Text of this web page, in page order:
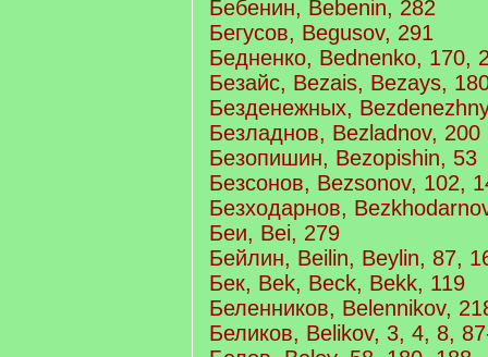
Бебенин, Bebenin, 282
Бегусов, Begusov, 291
Бедненко, Bednenko, 170,
Безайс, Bezais, Bezays,
Безденежных,
Безладнов, Bezladnov, 200
Безопишин, Bezopishin, 53
Безсонов, Bezsonov, 102,
Безходарнов,
Беи, Bei, 279
Бейлин, Beilin, Beylin, 87,
Бек, Bek, Beck, Bekk, 119
Беленников, Belennikov,
Беликов, Belikov, 3, 4, 8,